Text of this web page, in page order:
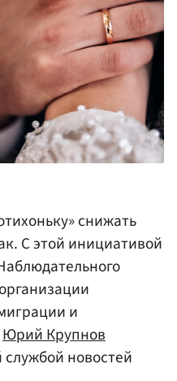
снижать
С этой инициативой
и
Юрий Крупнов
новостей